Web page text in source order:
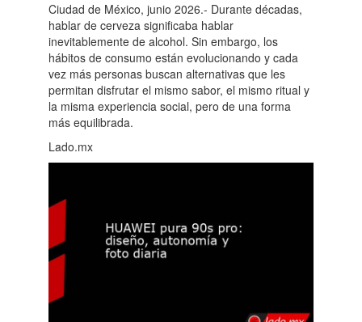
Ciudad de México, junio 2026.- Durante décadas,
hablar de cerveza significaba hablar
inevitablemente de alcohol. Sin embargo, los
hábitos de consumo están evolucionando y cada
vez más personas buscan alternativas que les
permitan disfrutar el mismo sabor, el mismo ritual y
la misma experiencia social, pero de una forma
más equilibrada.
Lado.mx